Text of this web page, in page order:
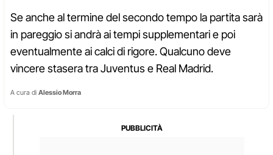
Se anche al termine del secondo tempo la partita sarà
in pareggio si andrà ai tempi supplementari e poi
eventualmente ai calci di rigore. Qualcuno deve
vincere stasera tra Juventus e Real Madrid.
A cura di Alessio Morra